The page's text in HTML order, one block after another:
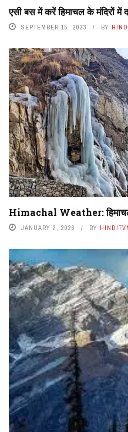
एसी बस में करें हिमाचल के मंदिरों में
SEPTEMBER 15, 2023 BY
Himachal Weather:
JANUARY 2, 2026 BY